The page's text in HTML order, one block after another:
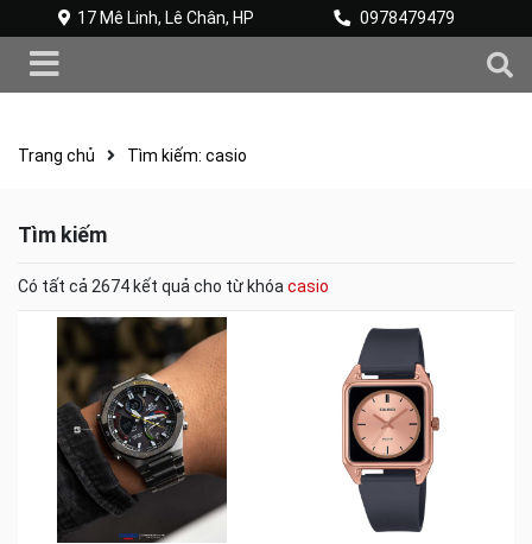
17 Mê Linh, Lê Chân, HP 0978479479
Trang chủ Tìm kiếm: casio
Tìm kiếm
Có tất cả 2674 kết quả cho từ khóa casio